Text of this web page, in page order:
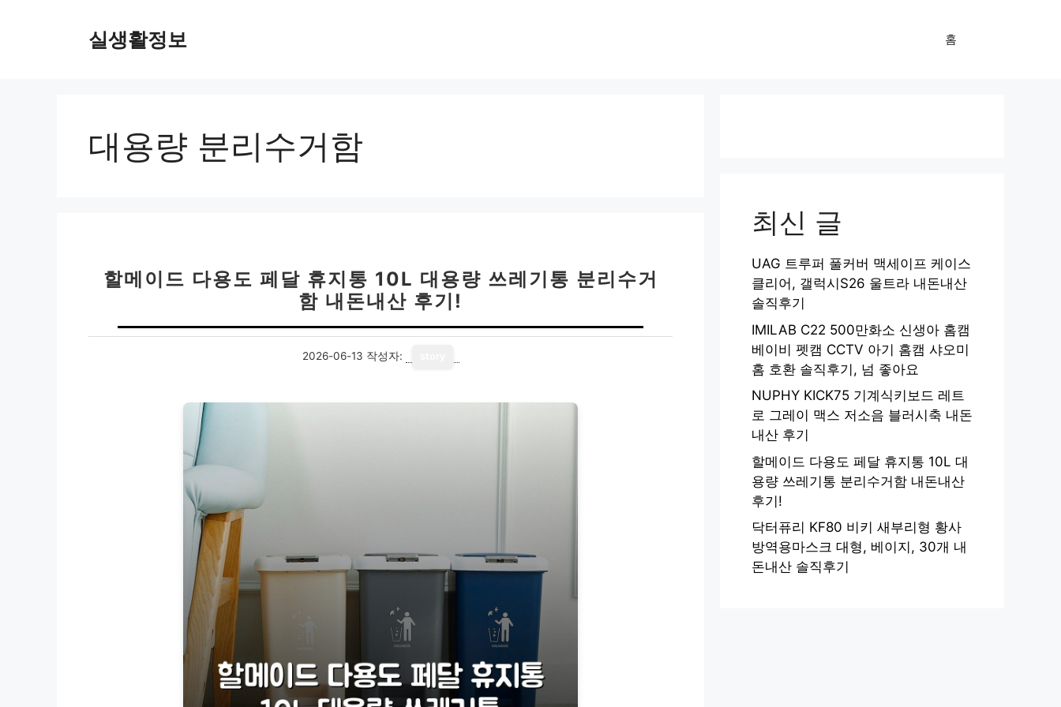
실생활정보 홈
대용량 분리수거함
할메이드 다용도 페달 휴지통 10L 대용량 쓰레기통 분리수거
함 내돈내산 후기!
2026-06-13 작성자:
최신 글
UAG 트루퍼 풀커버 맥세이프 케이스
클리어, 갤럭시S26 울트라 내돈내산
솔직후기
IMILAB C22 500만화소 신생아 홈캠
베이비 펫캠 CCTV 아기 홈캠 샤오미
홈 호환 솔직후기, 넘 좋아요
NUPHY KICK75 기계식키보드 레트
로 그레이 맥스 저소음 블러시축 내돈
내산 후기
할메이드 다용도 페달 휴지통 10L 대
용량 쓰레기통 분리수거함 내돈내산
후기!
닥터퓨리 KF80 비키 새부리형 황사
방역용마스크 대형, 베이지, 30개 내
돈내산 솔직후기